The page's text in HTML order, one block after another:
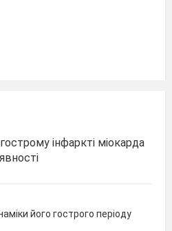
інфаркті міокарда
його гострого періоду